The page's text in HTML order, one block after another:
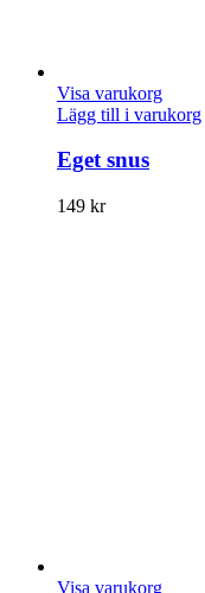
Visa varukorg
Lägg till i varukorg
Eget snus
149 kr
Visa varukorg